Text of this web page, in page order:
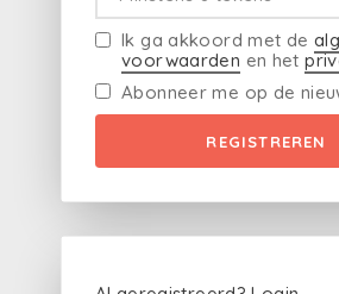
Ik ga akkoord met de
voorwaarden en het
Abonneer me op de
REGISTREREN